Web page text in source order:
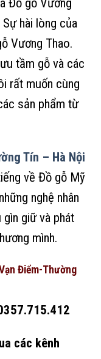
Đồ gỗ Vương
hài lòng của
Vương Thao.
tầm gỗ và các
rất muốn cùng
sản phẩm từ
Tín – Hà Nội
về Đồ gỗ Mỹ
nghệ nhân
gìn giữ và phát
mình.
Điểm-Thường
các kênh